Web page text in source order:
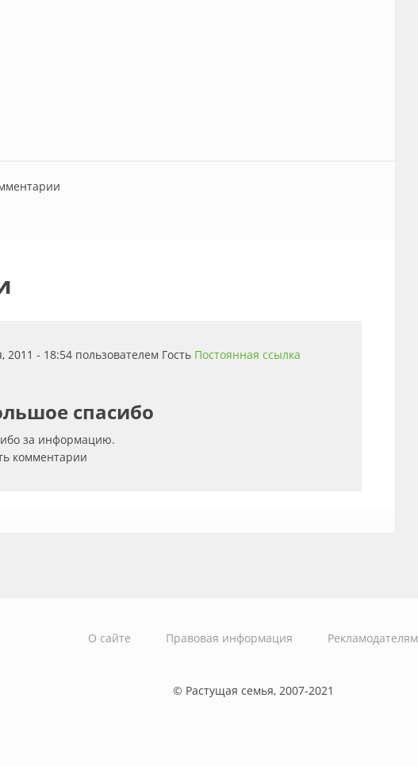
2011 - 18:54 пользователем Гость Постоянная ссылка
спасибо
за информацию.
комментарии
О сайте Правовая информация Рекламодателям
© Растущая семья, 2007-2021